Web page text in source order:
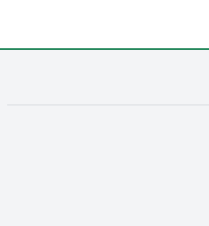
opens
opens
opens in